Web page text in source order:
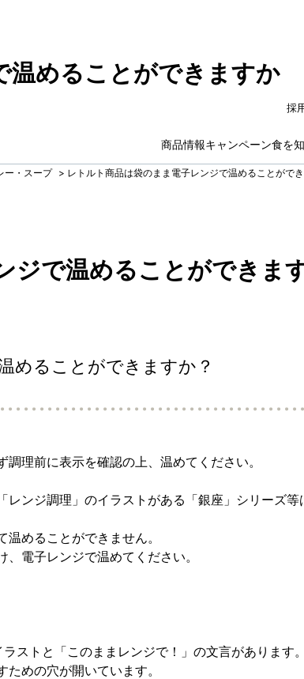
温めることができますか
商品情報キャンペーン食を
採
ー・スープ > レトルト商品は袋のまま電子レンジで温めることがで
ジで温めることができま
めることができますか？
理前に表示を確認の上、温めてください。
ンジ調理」のイラストがある「銀座」シリーズ等
めることができません。
電子レンジで温めてください。
ストと「このままレンジで！」の文言があります。
めの穴が開いています。